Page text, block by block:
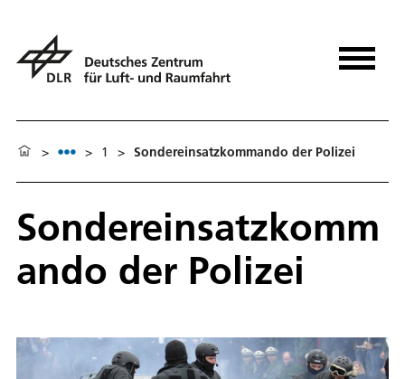
> > 1 > Sondereinsatzkommando der Polizei
Sondereinsatzkomm
ando der Polizei